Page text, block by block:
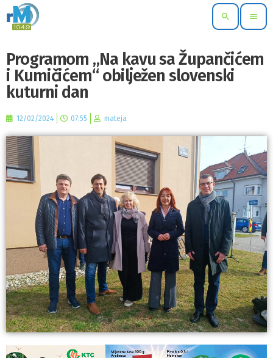
search menu
Programom „Na kavu sa Župančićem
i Kumičićem“ obilježen slovenski
kuturni dan
12/02/2024 07:55 mateja